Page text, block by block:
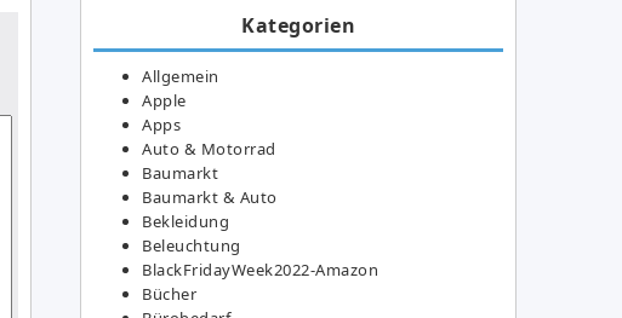
Kategorien
Allgemein
Apple
Apps
Auto & Motorrad
Baumarkt
Baumarkt & Auto
Bekleidung
Beleuchtung
BlackFridayWeek2022-Amazon
Bücher